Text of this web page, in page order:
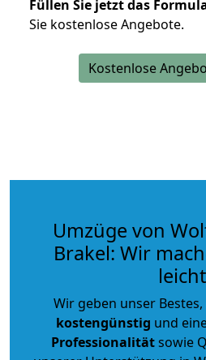
Füllen Sie jetzt das
Sie kostenlose Angebote.
Kostenlose
Umzüge von
Brakel: Wir
leicht
Wir geben unser
kostengünstig und
Professionalitätsowie